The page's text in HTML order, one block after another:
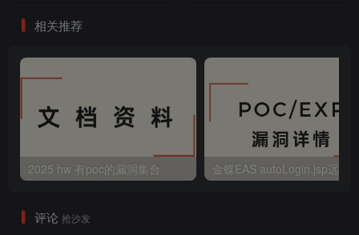
相关推荐
2025 hw 有poc的漏洞集合
评论 抢沙发